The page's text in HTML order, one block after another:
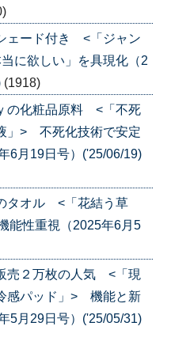
ェード付き <「ジャン
に欲しい」を具現化（2
(1918)
の化粧品原料 <「不死
」> 不死化技術で安定
6月19日号）('25/06/19)
タオル <「花結う草
能性重視（2025年6月5
売２万枚の人気 <「現
感パッド」> 機能と新
5月29日号）('25/05/31)